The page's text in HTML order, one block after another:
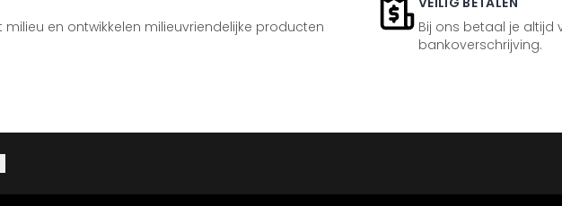
en ontwikkelen milieuvriendelijke producten
Bij ons betaal je altijd
bankoverschrijving.